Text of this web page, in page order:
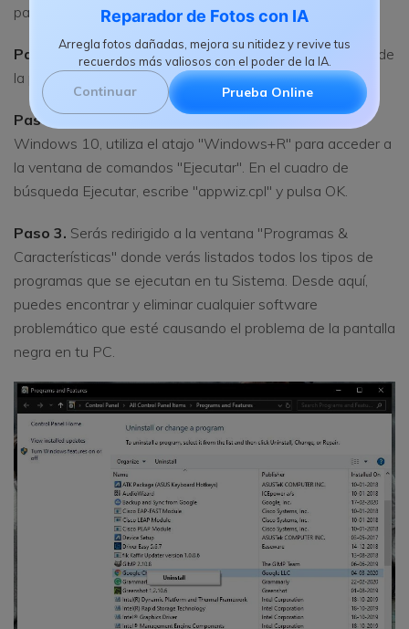
Reparador de Fotos con IA
Arregla fotos dañadas, mejora su nitidez y revive tus
recuerdos más valiosos con el poder de la IA.
Continuar Prueba Online
pantalla negra, entonces, puedes eliminarlo.
Paso 1.Inicia tu PC con Windows 10 que tiene el error de
la pantalla negra con el cursor en el modo seguro.
Paso 2.Una vez en la pantalla de inicio de tu sistema
Windows 10, utiliza el atajo "Windows+R" para acceder a
la ventana de comandos "Ejecutar". En el cuadro de
búsqueda Ejecutar, escribe "appwiz.cpl" y pulsa OK.
Paso 3. Serás redirigido a la ventana "Programas &
Características" donde verás listados todos los tipos de
programas que se ejecutan en tu Sistema. Desde aquí,
puedes encontrar y eliminar cualquier software
problemático que esté causando el problema de la pantalla
negra en tu PC.